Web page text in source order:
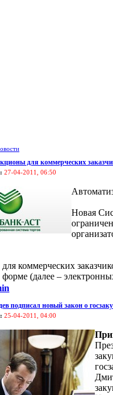
для коммерческих
27-04-2011, 06:50
Новая
для коммерческих
форме (далее –
подписал новый закон о
25-04-2011, 04:00